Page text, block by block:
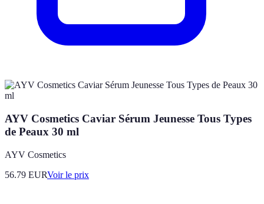
AYV Cosmetics Caviar Sérum Jeunesse Tous Types
de Peaux 30 ml
AYV Cosmetics
56.79 EURVoir le prix